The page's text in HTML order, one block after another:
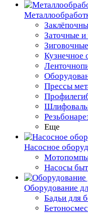
Заточные и
Кузнечное
Прессы
Еще
Насосное
Насосы
Оборудование
Бадьи для